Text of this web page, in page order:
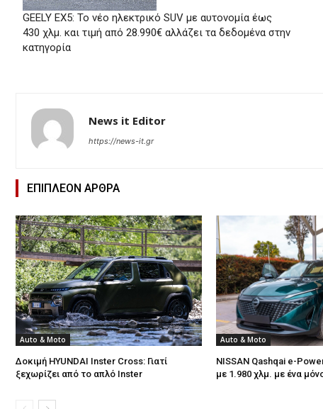
GEELY EX5: Το νέο ηλεκτρικό SUV με αυτονομία έως
430 χλμ. και τιμή από 28.990€ αλλάζει τα δεδομένα στην
κατηγορία
News it Editor
https://news-it.gr
ΕΠΙΠΛΕΟΝ ΑΡΘΡΑ
Auto & Moto
Δοκιμή HYUNDAI Inster Cross: Γιατί
ξεχωρίζει από το απλό Inster
Auto & Moto
NISSAN Qashqai e-
με 1.980 χλμ. με ένα